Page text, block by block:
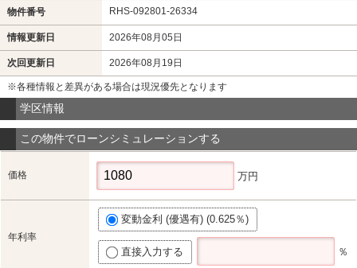
物件番号 RHS-092801-26334
情報更新日 2026年08月05日
次回更新日 2026年08月19日
※各種情報と差異がある場合は現況優先となります
学区情報
この物件でローンシミュレーションする
価格 万円
年利率
変動金利 (優遇有) (0.625％)
直接入力する ％